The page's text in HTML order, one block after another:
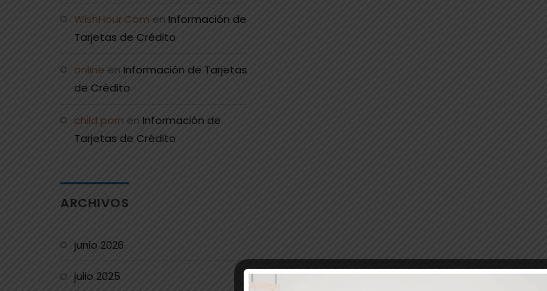
WishHour.Com en Información de
Tarjetas de Crédito
online en Información de Tarjetas
de Crédito
child porn en Información de
Tarjetas de Crédito
ARCHIVOS
junio 2026
julio 2025